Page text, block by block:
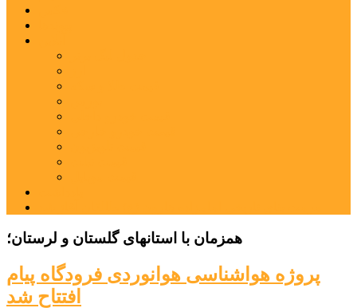
همزمان با استانهای گلستان و لرستان؛
پروژه هواشناسی هوانوردی فرودگاه پیام
افتتاح شد